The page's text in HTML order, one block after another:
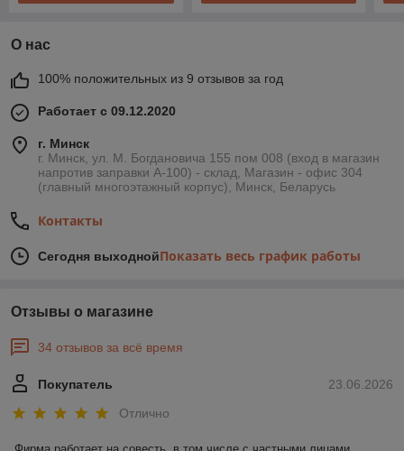
О нас
100% положительных из 9 отзывов за год
Работает с 09.12.2020
г. Минск
г. Минск, ул. М. Богдановича 155 пом 008 (вход в магазин
напротив заправки А-100) - склад, Магазин - офис 304
(главный многоэтажный корпус), Минск, Беларусь
Контакты
Сегодня выходнойПоказать весь график работы
Отзывы о магазине
34 отзывов за всё время
23.06.2026
Покупатель
Отлично